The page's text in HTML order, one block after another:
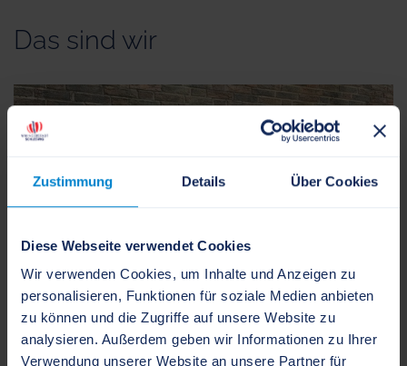
Zustimmung Details Über Cookies
Diese Webseite verwendet Cookies
Wir verwenden Cookies, um Inhalte und Anzeigen zu
personalisieren, Funktionen für soziale Medien anbieten
zu können und die Zugriffe auf unsere Website zu
analysieren. Außerdem geben wir Informationen zu Ihrer
Verwendung unserer Website an unsere Partner für
Das sind wir